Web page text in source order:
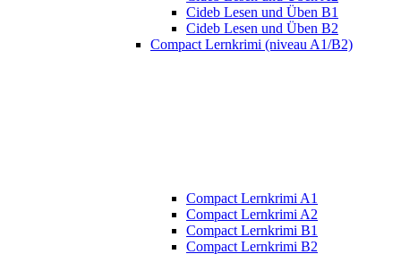
Cideb Lesen und Üben B1
Cideb Lesen und Üben B2
Compact Lernkrimi (niveau A1/B2)
Compact Lernkrimi A1
Compact Lernkrimi A2
Compact Lernkrimi B1
Compact Lernkrimi B2